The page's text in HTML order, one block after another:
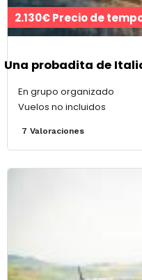
2.130€ Precio de
Una probadita de
En grupo organizado
Vuelos no incluidos
7 Valoraciones